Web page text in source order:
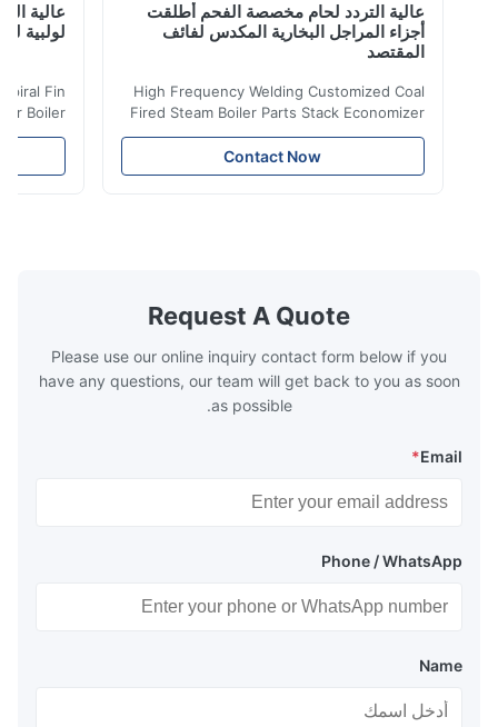
عالية التردد لحام مخصصة الفحم أطلقت
أجزاء المراجل البخارية المكدس لفائف
المقتصد
High Frequency Welding Customized Coal
Fired Steam Boiler Parts Stack Economizer
Coil Boiler economizer Boiler Economizer is
the energy improving device that helps to
reduce the cost of operation by saving the
boilers is generally in the temperature
range of 200°C – 250°C, so there
Contact Now
عالية
لولبية لنقل
Spiral Fin
Boiler
is the
saving the
Request A Quote
Please use our online inquiry contact form below if you
have any questions, our team will get back to you as soon
as possible.
Email
*
Phone / WhatsApp
Name